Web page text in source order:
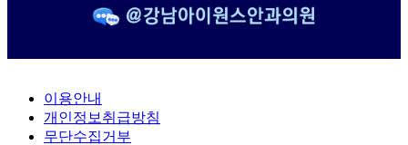
이용안내
개인정보취급방침
무단수집거부